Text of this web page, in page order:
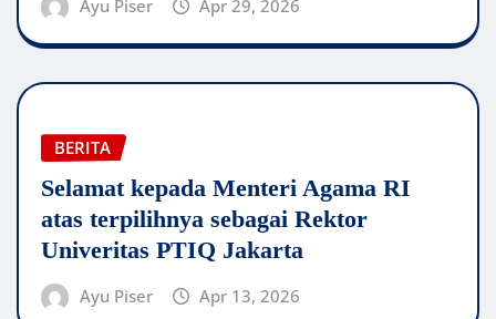
Ayu Piser Apr 29, 2026
BERITA
Selamat kepada Menteri Agama RI
atas terpilihnya sebagai Rektor
Univeritas PTIQ Jakarta
Ayu Piser Apr 13, 2026